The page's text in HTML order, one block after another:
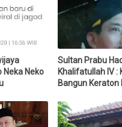
Neka Neko
Sultan Prabu
Khalifatullah IV :
Bangun Keraton